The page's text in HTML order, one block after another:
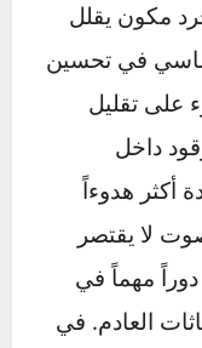
يقلل
في تحسين
على تقليل
داخل
أكثر هدوءاً
لا يقتصر